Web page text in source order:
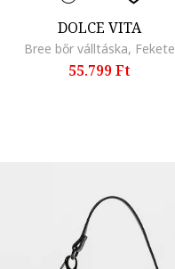
DOLCE VITA
Bree bőr válltáska, Fekete
55.799 Ft